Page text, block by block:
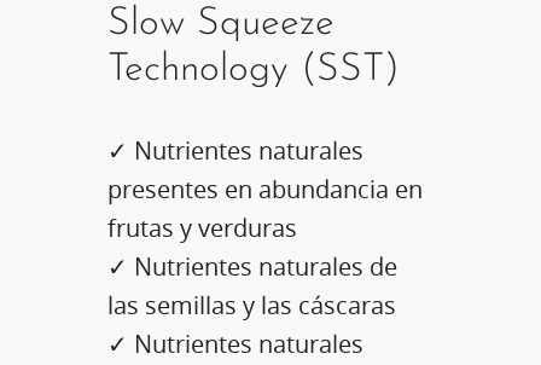
Slow Squeeze
Technology (SST)
✓ Nutrientes naturales
presentes en abundancia en
frutas y verduras
✓ Nutrientes naturales de
las semillas y las cáscaras
✓ Nutrientes naturales